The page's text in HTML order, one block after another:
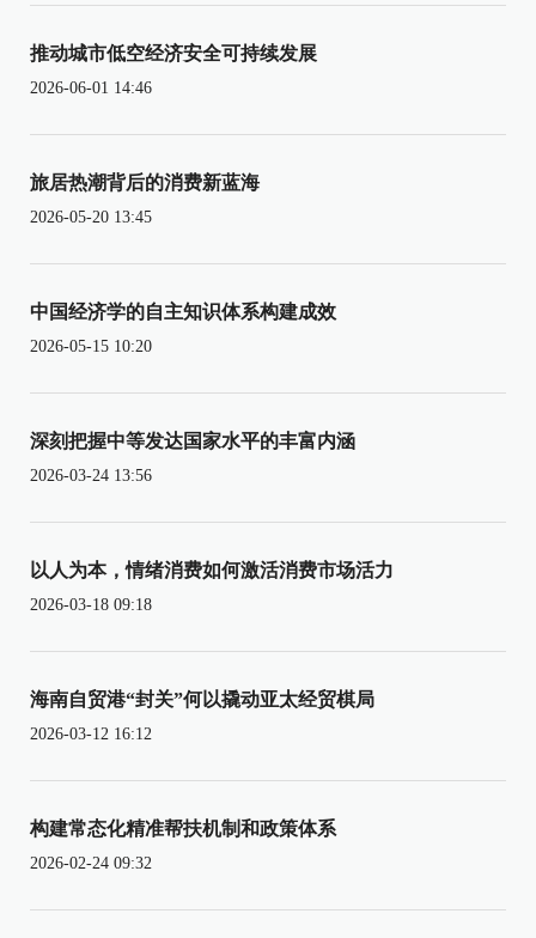
推动城市低空经济安全可持续发展
2026-06-01 14:46
旅居热潮背后的消费新蓝海
2026-05-20 13:45
中国经济学的自主知识体系构建成效
2026-05-15 10:20
深刻把握中等发达国家水平的丰富内涵
2026-03-24 13:56
以人为本，情绪消费如何激活消费市场活力
2026-03-18 09:18
海南自贸港“封关”何以撬动亚太经贸棋局
2026-03-12 16:12
构建常态化精准帮扶机制和政策体系
2026-02-24 09:32